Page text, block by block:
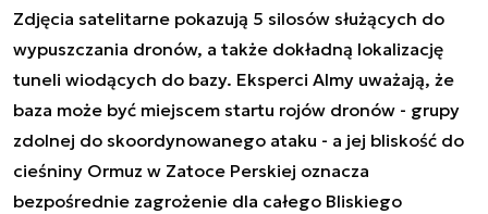
Zdjęcia satelitarne pokazują 5 silosów służących do
wypuszczania dronów, a także dokładną lokalizację
tuneli wiodących do bazy. Eksperci Almy uważają, że
baza może być miejscem startu rojów dronów - grupy
zdolnej do skoordynowanego ataku - a jej bliskość do
cieśniny Ormuz w Zatoce Perskiej oznacza
bezpośrednie zagrożenie dla całego Bliskiego